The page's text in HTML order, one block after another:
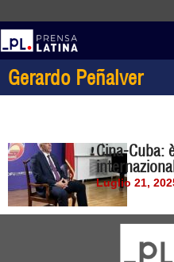
Gerardo Peñalver
Cina-Cuba:
Luglio 21,